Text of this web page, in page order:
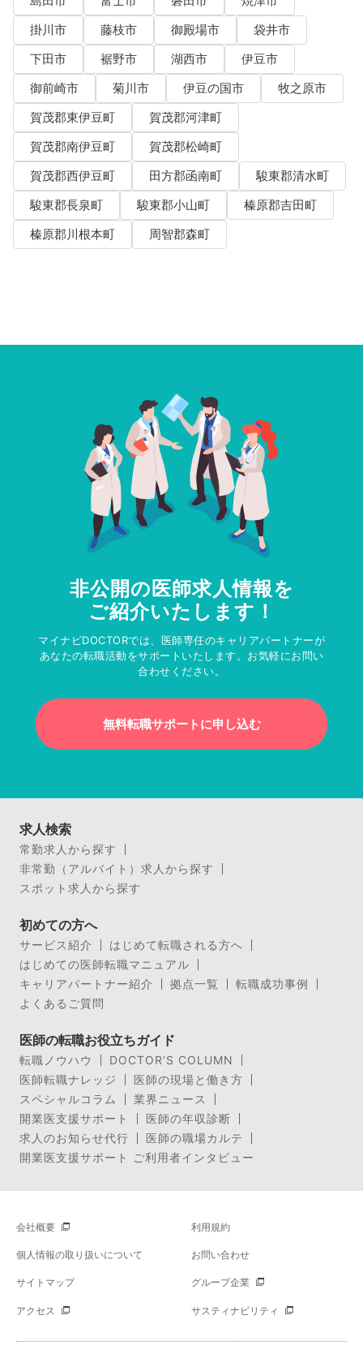
掛川市
藤枝市 御殿場市
袋井市
下田市
裾野市 湖西市
伊豆市
御前崎市
菊川市 伊豆の国市
牧之原市
賀茂郡東伊豆町
賀茂郡河津町
賀茂郡南伊豆町
賀茂郡松崎町
賀茂郡西伊豆町
田方郡函南町
駿東郡清水町
駿東郡長泉町
駿東郡小山町
榛原郡吉田町
榛原郡川根本町
周智郡森町
非公開の医師求人情報を
ご紹介いたします！
マイナビDOCTORでは、医師専任のキャリアパートナーが
あなたの転職活動をサポートいたします。お気軽にお問い
合わせください。
無料転職サポートに申し込む
求人検索
常勤求人から探す
非常勤（アルバイト）求人から探す
スポット求人から探す
初めての方へ
サービス紹介
はじめて転職される方へ
はじめての医師転職マニュアル
キャリアパートナー紹介
拠点一覧
転職成功事例
よくあるご質問
医師の転職お役立ちガイド
転職ノウハウ
DOCTOR’S COLUMN
医師転職ナレッジ
医師の現場と働き方
スペシャルコラム
業界ニュース
開業医支援サポート
医師の年収診断
求人のお知らせ代行
医師の職場カルテ
開業医支援サポート ご利用者インタビュー
会社概要 利用規約
個人情報の取り扱いについて お問い合わせ
サイトマップ グループ企業
アクセス サスティナビリティ